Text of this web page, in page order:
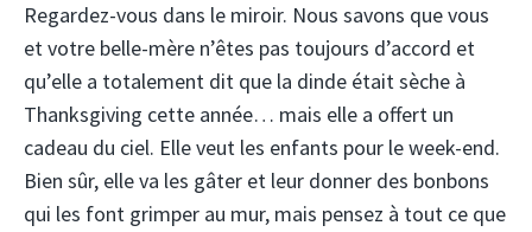
Regardez-vous dans le miroir. Nous savons que vous
et votre belle-mère n’êtes pas toujours d’accord et
qu’elle a totalement dit que la dinde était sèche à
Thanksgiving cette année… mais elle a offert un
cadeau du ciel. Elle veut les enfants pour le week-end.
Bien sûr, elle va les gâter et leur donner des bonbons
qui les font grimper au mur, mais pensez à tout ce que